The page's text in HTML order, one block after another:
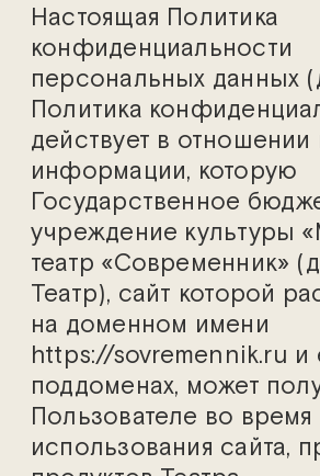
Настоящая Политика
конфиденциальности
персональных данных
Политика
действует в отношении
информации, которую
Государственное
учреждение культуры
театр «Современник»
Театр), сайт которой
на доменном имени
https://sovremennik.ru и
поддоменах, может
Пользователе во время
использования сайта,